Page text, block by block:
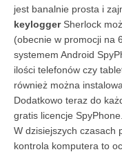
jest banalnie prosta i
keylogger Sherlock
(obecnie w promocji na
systemem Android
ilości telefonów czy
również można
Dodatkowo teraz do
gratis licencje SpyPhone.
W dzisiejszych czasach
kontrola komputera to